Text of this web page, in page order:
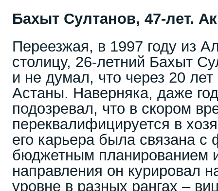
Бахыт Султанов, 47-лет.
Переезжая, в 1997 году из
столицу, 26-летний Бахыт
и не думал, что через 20
Астаны. Наверняка, даже
подозревал, что в скором
переквалифицируется в
его карьера была связана с
бюджетным планированием
направления он курировал
уровне в разных рангах –